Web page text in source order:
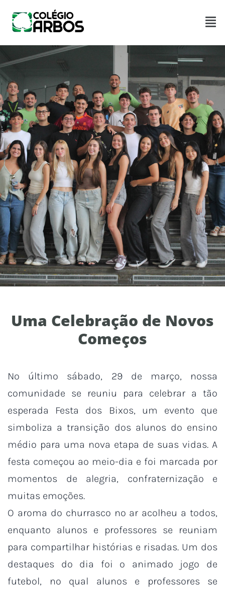
Uma Celebração de Novos
Começos
No último sábado, 29 de março, nossa
comunidade se reuniu para celebrar a tão
esperada Festa dos Bixos, um evento que
simboliza a transição dos alunos do ensino
médio para uma nova etapa de suas vidas. A
festa começou ao meio-dia e foi marcada por
momentos de alegria, confraternização e
muitas emoções.
O aroma do churrasco no ar acolheu a todos,
enquanto alunos e professores se reuniam
para compartilhar histórias e risadas. Um dos
destaques do dia foi o animado jogo de
futebol, no qual alunos e professores se